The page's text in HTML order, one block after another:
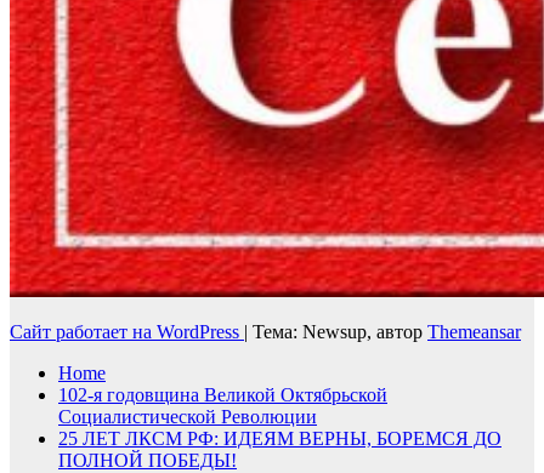
Сайт работает на WordPress | Тема: Newsup, автор Themeansar
Home
102-я годовщина Великой Октябрьской
Социалистической Революции
25 ЛЕТ ЛКСМ РФ: ИДЕЯМ ВЕРНЫ, БОРЕМСЯ ДО
ПОЛНОЙ ПОБЕДЫ!